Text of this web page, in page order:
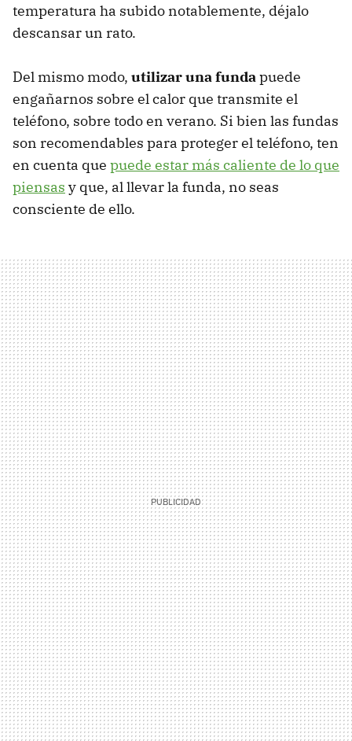
temperatura ha subido notablemente, déjalo
descansar un rato.
Del mismo modo, utilizar una fundapuede
engañarnos sobre el calor que transmite el
teléfono, sobre todo en verano. Si bien las fundas
son recomendables para proteger el teléfono, ten
en cuenta que puede estar más caliente de lo que
piensas y que, al llevar la funda, no seas
consciente de ello.